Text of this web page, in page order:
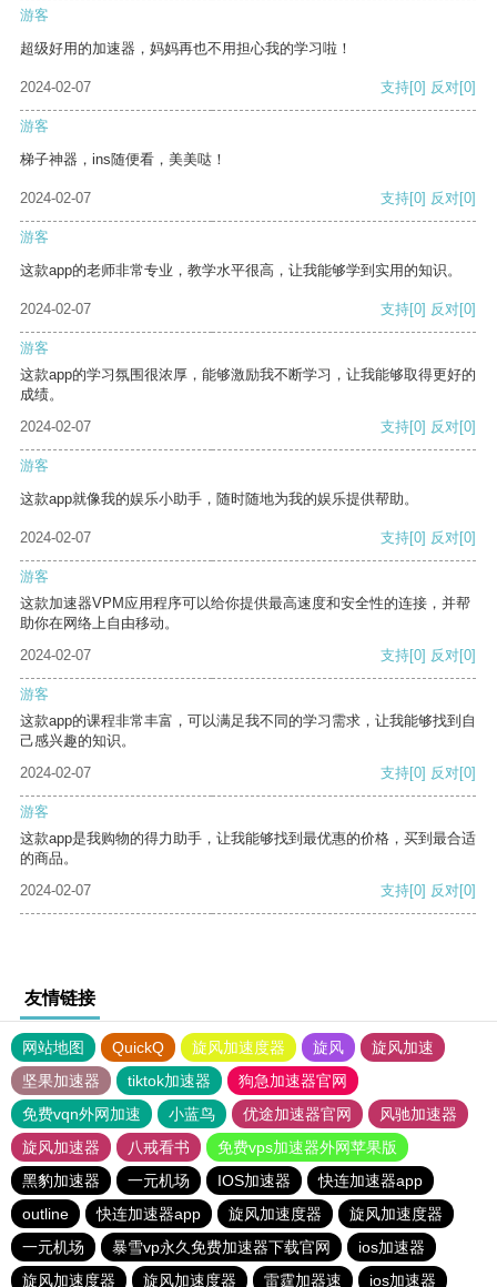
游客
超级好用的加速器，妈妈再也不用担心我的学习啦！
2024-02-07 支持[0] 反对[0]
游客
梯子神器，ins随便看，美美哒！
2024-02-07 支持[0] 反对[0]
游客
这款app的老师非常专业，教学水平很高，让我能够学到实用的知识。
2024-02-07 支持[0] 反对[0]
游客
这款app的学习氛围很浓厚，能够激励我不断学习，让我能够取得更好的
成绩。
2024-02-07
支持[0] 反对[0]
游客
这款app就像我的娱乐小助手，随时随地为我的娱乐提供帮助。
2024-02-07 支持[0] 反对[0]
游客
这款加速器VPM应用程序可以给你提供最高速度和安全性的连接，并帮
助你在网络上自由移动。
2024-02-07
支持[0] 反对[0]
游客
这款app的课程非常丰富，可以满足我不同的学习需求，让我能够找到自
己感兴趣的知识。
2024-02-07
支持[0] 反对[0]
游客
这款app是我购物的得力助手，让我能够找到最优惠的价格，买到最合适
的商品。
2024-02-07
支持[0] 反对[0]
友情链接
网站地图 QuickQ 旋风加速度器 旋风
旋风加速
坚果加速器
tiktok加速器
狗急加速器官网
免费vqn外网加速
小蓝鸟 优途加速器官网
风驰加速器
旋风加速器
八戒看书
免费vps加速器外网苹果版
黑豹加速器
一元机场 IOS加速器
快连加速器app
outline
快连加速器app 旋风加速度器
旋风加速度器
一元机场
暴雪vp永久免费加速器下载官网
ios加速器
旋风加速度器
旋风加速度器 雷霆加器速 ios加速器